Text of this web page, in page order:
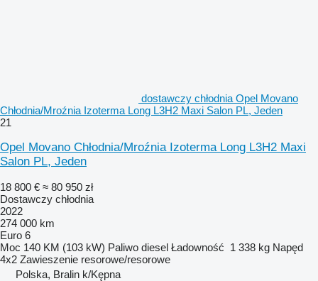
dostawczy chłodnia Opel Movano
Chłodnia/Mroźnia Izoterma Long L3H2 Maxi Salon PL, Jeden
21
Opel Movano Chłodnia/Mroźnia Izoterma Long L3H2 Maxi
Salon PL, Jeden
18 800 € ≈ 80 950 zł
Dostawczy chłodnia
2022
274 000 km
Euro 6
Moc 140 KM (103 kW) Paliwo diesel Ładowność 1 338 kg Napęd
4x2 Zawieszenie resorowe/resorowe
Polska, Bralin k/Kępna